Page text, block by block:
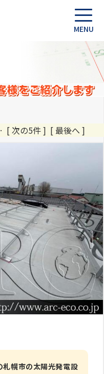
[ 次の5件 ] [ 最後へ ]
幌市の太陽光発電設